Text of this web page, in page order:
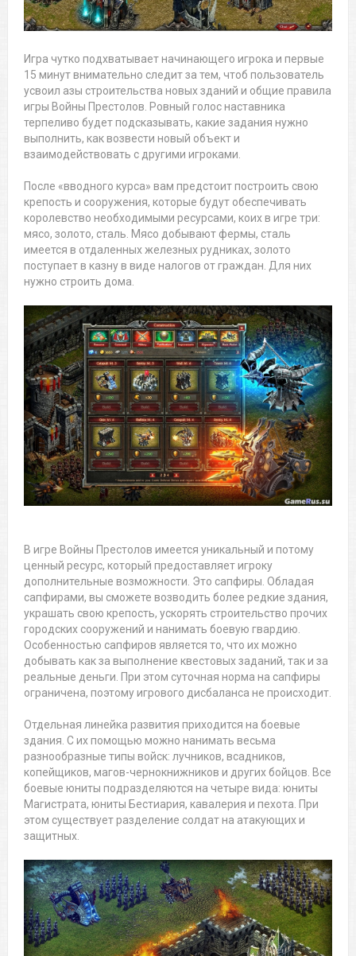
Игра чутко подхватывает начинающего игрока и первые
15 минут внимательно следит за тем, чтоб пользователь
усвоил азы строительства новых зданий и общие правила
игры Войны Престолов. Ровный голос наставника
терпеливо будет подсказывать, какие задания нужно
выполнить, как возвести новый объект и
взаимодействовать с другими игроками.
После «вводного курса» вам предстоит построить свою
крепость и сооружения, которые будут обеспечивать
королевство необходимыми ресурсами, коих в игре три:
мясо, золото, сталь. Мясо добывают фермы, сталь
имеется в отдаленных железных рудниках, золото
поступает в казну в виде налогов от граждан. Для них
нужно строить дома.
В игре Войны Престолов имеется уникальный и потому
ценный ресурс, который предоставляет игроку
дополнительные возможности. Это сапфиры. Обладая
сапфирами, вы сможете возводить более редкие здания,
украшать свою крепость, ускорять строительство прочих
городских сооружений и нанимать боевую гвардию.
Особенностью сапфиров является то, что их можно
добывать как за выполнение квестовых заданий, так и за
реальные деньги. При этом суточная норма на сапфиры
ограничена, поэтому игрового дисбаланса не происходит.
Отдельная линейка развития приходится на боевые
здания. С их помощью можно нанимать весьма
разнообразные типы войск: лучников, всадников,
копейщиков, магов-чернокнижников и других бойцов. Все
боевые юниты подразделяются на четыре вида: юниты
Магистрата, юниты Бестиария, кавалерия и пехота. При
этом существует разделение солдат на атакующих и
защитных.